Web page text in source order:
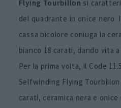
Flying Tourbillon si
del quadrante in onice nero.
cassa bicolore coniuga la
bianco 18 carati, dando vita
Per la prima volta, il Code
Selfwinding Flying
carati, ceramica nera e